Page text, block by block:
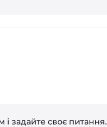
задайте своє питання.